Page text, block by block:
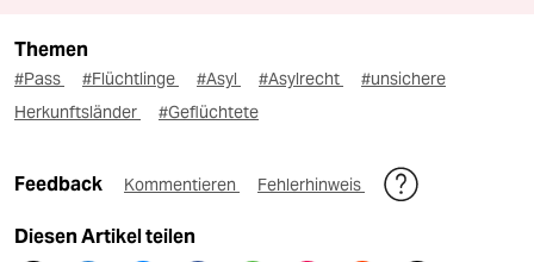
Themen
#Pass #Flüchtlinge #Asyl #Asylrecht
#unsichere
Herkunftsländer
#Geflüchtete
Feedback Kommentieren Fehlerhinweis
Diesen Artikel teilen